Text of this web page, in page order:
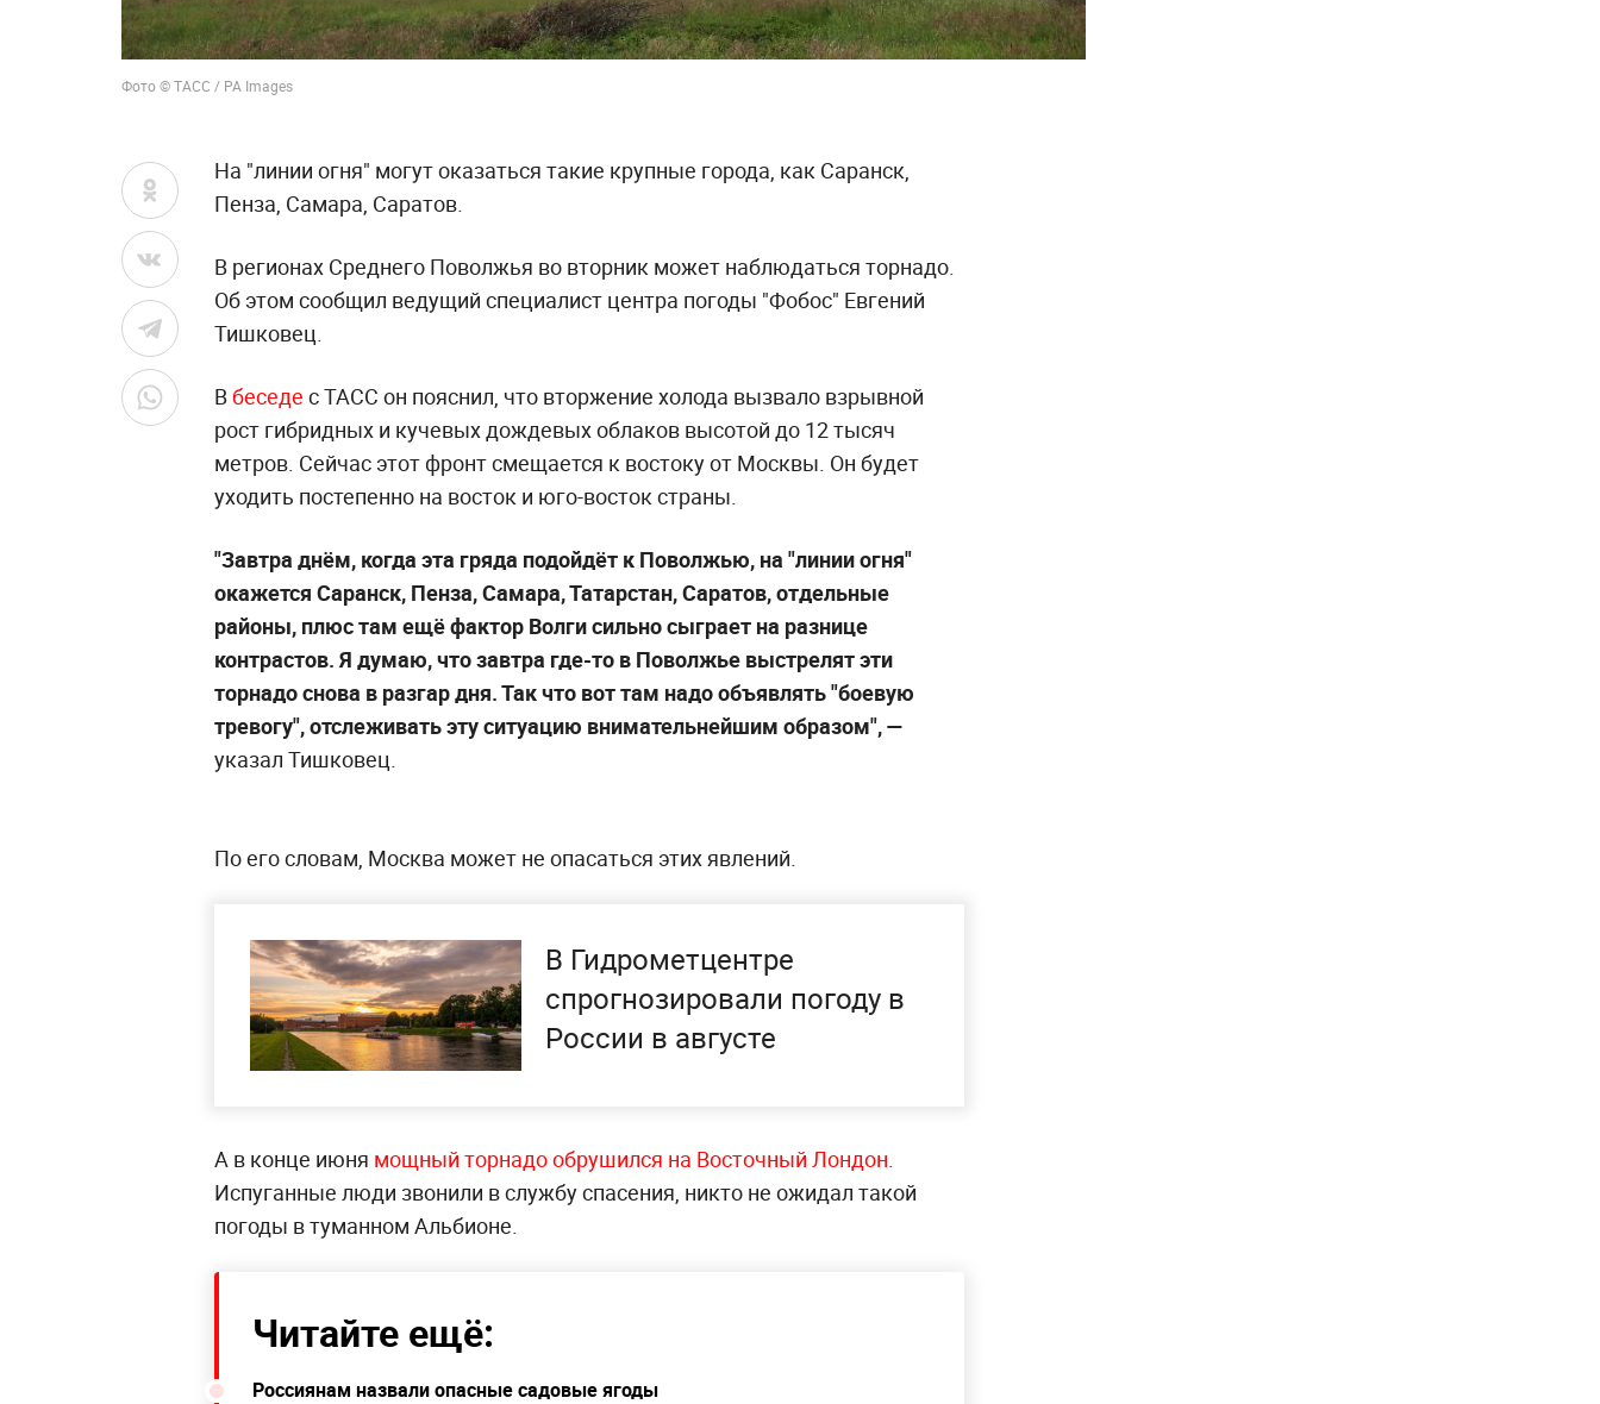
Фото © ТАСС / PA Images
На "линии огня" могут оказаться такие крупные города, как Саранск,
Пенза, Самара, Саратов.
В регионах Среднего Поволжья во вторник может наблюдаться торнадо.
Об этом сообщил ведущий специалист центра погоды "Фобос" Евгений
Тишковец.
Вбеседе с ТАСС он пояснил, что вторжение холода вызвало взрывной
рост гибридных и кучевых дождевых облаков высотой до 12 тысяч
метров. Сейчас этот фронт смещается к востоку от Москвы. Он будет
уходить постепенно на восток и юго-восток страны.
"Завтра днём, когда эта гряда подойдёт к Поволжью, на "линии огня"
окажется Саранск, Пенза, Самара, Татарстан, Саратов, отдельные
районы, плюс там ещё фактор Волги сильно сыграет на разнице
контрастов. Я думаю, что завтра где-то в Поволжье выстрелят эти
торнадо снова в разгар дня. Так что вот там надо объявлять "боевую
тревогу", отслеживать эту ситуацию внимательнейшим образом", —
указал Тишковец.
По его словам, Москва может не опасаться этих явлений.
В Гидрометцентре
спрогнозировали погоду в
России в августе
А в конце июня мощный торнадо обрушился на Восточный Лондон.
Испуганные люди звонили в службу спасения, никто не ожидал такой
погоды в туманном Альбионе.
Читайте ещё:
Россиянам назвали опасные садовые ягоды